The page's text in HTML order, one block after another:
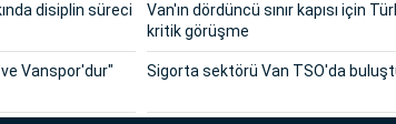
disiplin süreci
Van'ın dördüncü sınır kapısı için
kritik görüşme
Vanspor'dur" Sigorta sektörü Van TSO'da